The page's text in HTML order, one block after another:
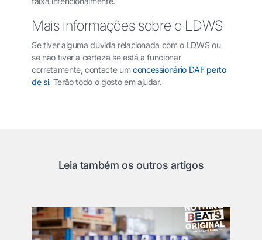
Mais informações sobre o LDWS
Se tiver alguma dúvida relacionada com o LDWS ou
se não tiver a certeza se está a funcionar
corretamente, contacte umconcessionário DAF perto
de si. Terão todo o gosto em ajudar.
Leia também os outros artigos